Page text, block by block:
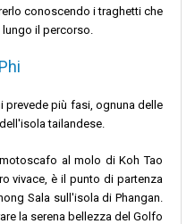
conoscendo i traghetti che
il percorso.
prevede più fasi, ognuna delle
tailandese.
al molo di Koh Tao
vivace, è il punto di partenza
Sala sull'isola di Phangan.
la serena bellezza del Golfo